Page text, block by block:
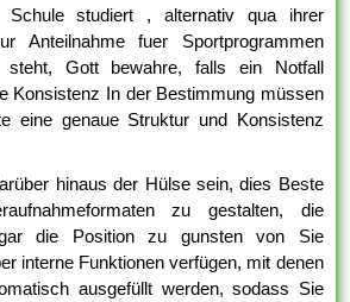
studiert , alternativ qua ihrer
Anteilnahme fuer Sportprogrammen
steht, Gott bewahre, falls ein Notfall
Konsistenz In der Bestimmung müssen
eine genaue Struktur und Konsistenz
hinaus der Hülse sein, dies Beste
zu gestalten, die
die Position zu gunsten von Sie
interne Funktionen verfügen, mit denen
ausgefüllt werden, sodass Sie